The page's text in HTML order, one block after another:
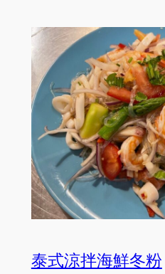
泰式涼拌海鮮冬粉